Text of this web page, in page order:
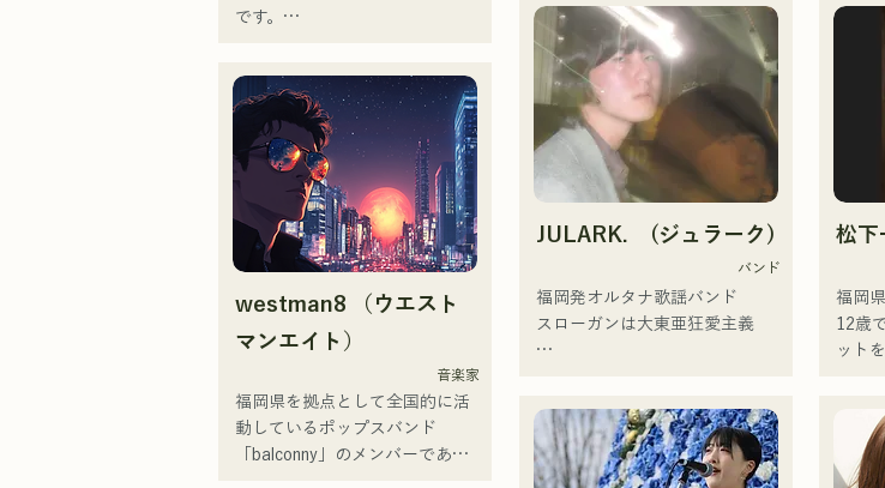
です。
ブ、TikTok配信、イベントなど
に出演しながら活動していま
す！
幼少期から音楽が好きで
高校に入ってから人前で歌を歌
うようになり歌手になりたいと
1人1人に寄り添う音楽を作って
いきたいと思ってます。
・campuscollection2022グラン
プリ
・オリジナル曲『プリン』が
2024年KBCラジオオープニング
westman8 （ウエスト
マンエイト）
音楽家
福岡県を拠点として全国的に活
動しているポップスバンド
「balconny」のメンバーである
福岡を中心にブッキングライブ
や路上ライブなど精力的に活動
を行っている。
2025年11月22日にはファースト
ワンマンライブを開催。
を開始。
2022年からKønnyとして、ソロ
名義でも活動を開始。
幼少期から影響を受けてきた
90'sや00'sのR&Bミュージック
を取り込み、フレッシュなサウ
ンドを追求している。甘い声と
ーラスワークが魅力。
洗練されたスタイルに注目して
いただきたい。
JULARK. (ジュラーク)
バンド
福岡発オルタナ歌謡バンド
スローガンは大東亜狂愛主義
詞と、前衛的かつ魅力的なサウ
ンドが特徴
戦夜
└EP
ら全
ツア
└ツ
に地
ドと
た。
ぞれ
動を
└福
ック
制作
出演
「
「
リミ
って
め」
「Life
その
末に
松下
福岡
12歳
ット
ミュ
校へ
スト